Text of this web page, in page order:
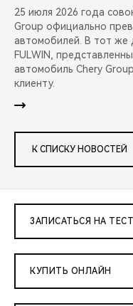
25 июля 2026 года
Group официально
автомобилей. В тот же
FULWIN,
автомобиль Chery
клиенту.
К СПИСКУ НОВОСТЕЙ
ЗАПИСАТЬСЯ НА
КУПИТЬ ОНЛАЙН